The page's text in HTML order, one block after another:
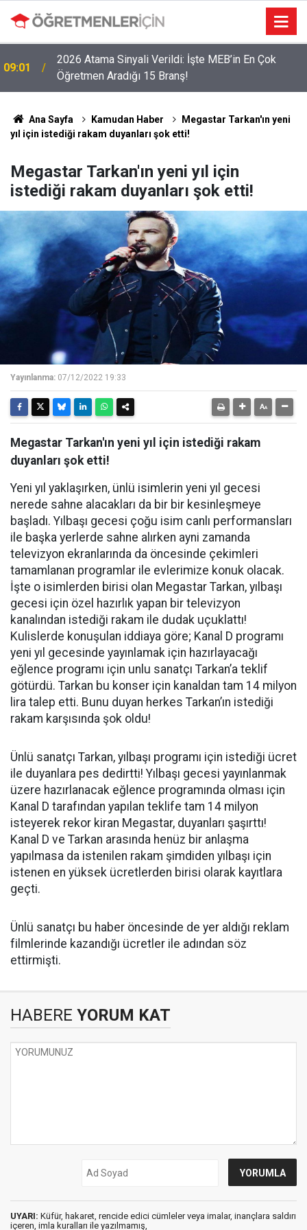
09:01
2026 Atama Sinyali Verildi: İşte MEB’in En Çok
Öğretmen Aradığı 15 Branş!
Ana Sayfa Kamudan Haber
Megastar Tarkan'ın yeni
yıl için istediği rakam duyanları şok etti!
Megastar Tarkan'ın yeni yıl için
istediği rakam duyanları şok etti!
Yayınlanma: 07/12/2022 19:33
Megastar Tarkan'ın yeni yıl için istediği rakam
duyanları şok etti!
Yeni yıl yaklaşırken, ünlü isimlerin yeni yıl gecesi
nerede sahne alacakları da bir bir kesinleşmeye
başladı. Yılbaşı gecesi çoğu isim canlı performansları
ile başka yerlerde sahne alırken ayni zamanda
televizyon ekranlarında da öncesinde çekimleri
tamamlanan programlar ile evlerimize konuk olacak.
İşte o isimlerden birisi olan Megastar Tarkan, yılbaşı
gecesi için özel hazırlık yapan bir televizyon
kanalından istediği rakam ile dudak uçuklattı!
Kulislerde konuşulan iddiaya göre; Kanal D programı
yeni yıl gecesinde yayınlamak için hazırlayacağı
eğlence programı için unlu sanatçı Tarkan’a teklif
götürdü. Tarkan bu konser için kanaldan tam 14 milyon
lira talep etti. Bunu duyan herkes Tarkan’ın istediği
rakam karşısında şok oldu!
Ünlü sanatçı Tarkan, yılbaşı programı için istediği ücret
ile duyanlara pes dedirtti! Yılbaşı gecesi yayınlanmak
üzere hazırlanacak eğlence programında olması için
Kanal D tarafından yapılan teklife tam 14 milyon
isteyerek rekor kiran Megastar, duyanları şaşırttı!
Kanal D ve Tarkan arasında henüz bir anlaşma
yapılmasa da istenilen rakam şimdiden yılbaşı için
istenen en yüksek ücretlerden birisi olarak kayıtlara
geçti.
Ünlü sanatçı bu haber öncesinde de yer aldığı reklam
filmlerinde kazandığı ücretler ile adından söz
ettirmişti.
HABERE YORUM KAT
UYARI: Küfür, hakaret, rencide edici cümleler veya imalar, inançlara saldırı
içeren, imla kuralları ile yazılmamış,